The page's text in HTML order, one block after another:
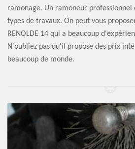
ramonage. Un ramoneur
types de travaux. On peut vous
RENOLDE 14 qui a beaucoup
N'oubliez pas qu'il propose des prix
beaucoup de monde.